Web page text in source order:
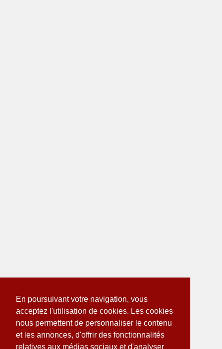
En poursuivant votre navigation, vous
acceptez l'utilisation de cookies. Les cookies
nous permettent de personnaliser le contenu
et les annonces, d'offrir des fonctionnalités
relatives aux médias sociaux et d'analyser